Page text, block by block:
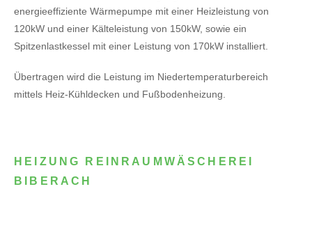
energieeffiziente Wärmepumpe mit einer Heizleistung von
120kW und einer Kälteleistung von 150kW, sowie ein
Spitzenlastkessel mit einer Leistung von 170kW installiert.
Übertragen wird die Leistung im Niedertemperaturbereich
mittels Heiz-Kühldecken und Fußbodenheizung.
HEIZUNG REINRAUMWÄSCHEREI
BIBERACH